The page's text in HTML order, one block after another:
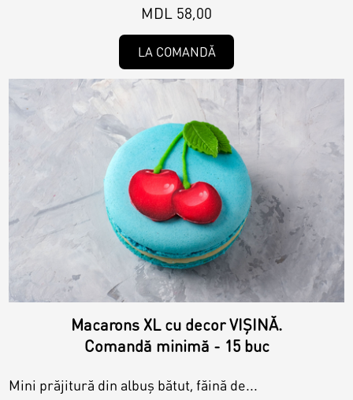
MDL 58,00
LA COMANDĂ
Macarons XL cu decor VIȘINĂ.
Comandă minimă - 15 buc
Mini prăjitură din albuș bătut, făină de...